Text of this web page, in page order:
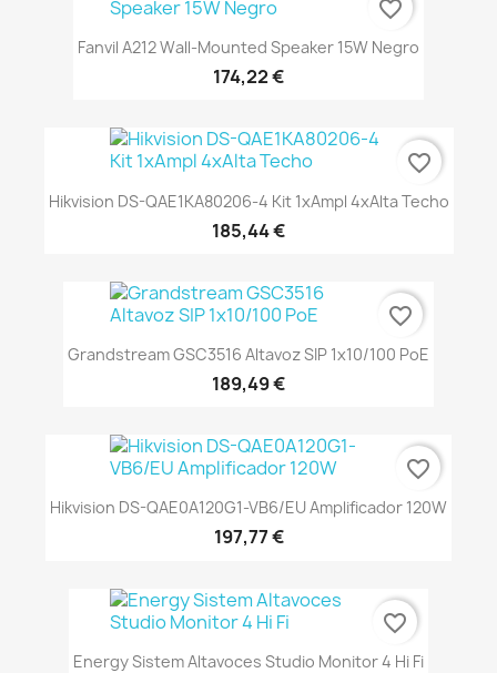
Fanvil A212 Wall-Mounted Speaker 15W Negro
174,22 €
favorite_border
Hikvision DS-QAE1KA80206-4 Kit 1xAmpl 4xAlta Techo
185,44 €
favorite_border
Grandstream GSC3516 Altavoz SIP 1x10/100 PoE
189,49 €
favorite_border
Hikvision DS-QAE0A120G1-VB6/EU Amplificador 120W
197,77 €
favorite_border
Energy Sistem Altavoces Studio Monitor 4 Hi Fi
favorite_border